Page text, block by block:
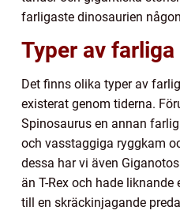
farligaste dinosaurien
Typer av
Det finns olika typer av
existerat genom tiderna.
Spinosaurus en annan
och vasstaggiga ryggkam
dessa har vi även
än T-Rex och hade
till en skräckinjagande